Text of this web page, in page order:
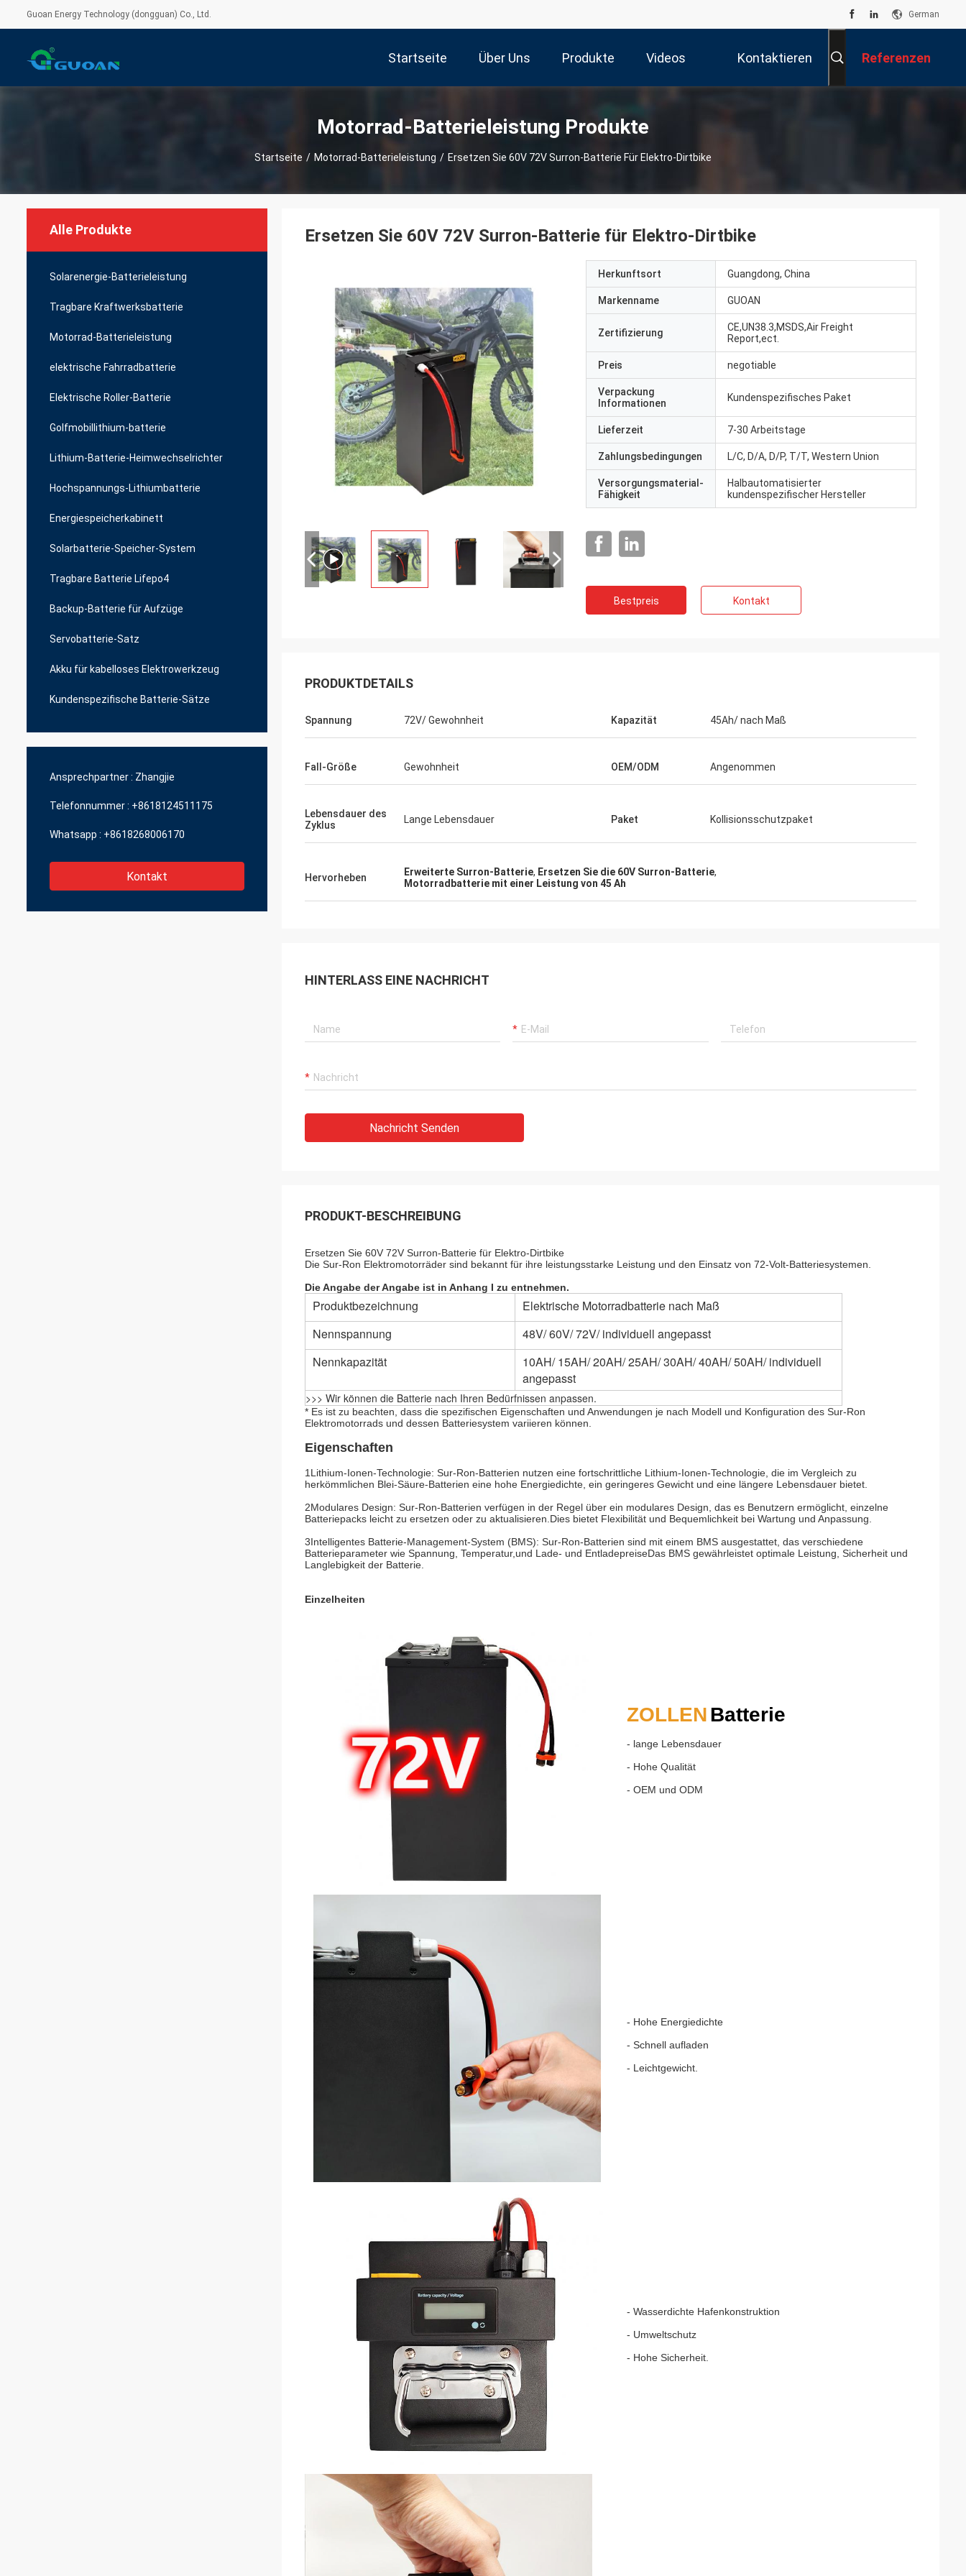
Guoan Energy Technology (dongguan) Co., Ltd. German
Startseite Über Uns Produkte Videos Kontaktieren Referenzen
Motorrad-Batterieleistung Produkte
Startseite / Motorrad-Batterieleistung / Ersetzen Sie 60V 72V Surron-Batterie Für Elektro-Dirtbike
Alle Produkte
Solarenergie-Batterieleistung
Tragbare Kraftwerksbatterie
Motorrad-Batterieleistung
elektrische Fahrradbatterie
Elektrische Roller-Batterie
Golfmobillithium-batterie
Lithium-Batterie-Heimwechselrichter
Hochspannungs-Lithiumbatterie
Energiespeicherkabinett
Solarbatterie-Speicher-System
Tragbare Batterie Lifepo4
Backup-Batterie für Aufzüge
Servobatterie-Satz
Akku für kabelloses Elektrowerkzeug
Kundenspezifische Batterie-Sätze
Ansprechpartner : Zhangjie
Telefonnummer : +8618124511175
Whatsapp : +8618268006170
Kontakt
Ersetzen Sie 60V 72V Surron-Batterie für Elektro-Dirtbike
Herkunftsort Guangdong, China
Markenname GUOAN
Zertifizierung
CE,UN38.3,MSDS,Air Freight
Report,ect.
Preis negotiable
Verpackung
Informationen
Kundenspezifisches Paket
Lieferzeit 7-30 Arbeitstage
Zahlungsbedingungen L/C, D/A, D/P, T/T, Western Union
Versorgungsmaterial-
Fähigkeit
Halbautomatisierter
kundenspezifischer Hersteller
Bestpreis Kontakt
PRODUKTDETAILS
Spannung 72V/ Gewohnheit Kapazität 45Ah/ nach Maß
Fall-Größe Gewohnheit OEM/ODM Angenommen
Lebensdauer des
Zyklus
Lange Lebensdauer Paket Kollisionsschutzpaket
Hervorheben Erweiterte Surron-Batterie, Ersetzen Sie die 60V Surron-Batterie,
Motorradbatterie mit einer Leistung von 45 Ah
HINTERLASS EINE NACHRICHT
Nachricht Senden
PRODUKT-BESCHREIBUNG
Ersetzen Sie 60V 72V Surron-Batterie für Elektro-Dirtbike
Die Sur-Ron Elektromotorräder sind bekannt für ihre leistungsstarke Leistung und den Einsatz von 72-Volt-Batteriesystemen.
Die Angabe der Angabe ist in Anhang I zu entnehmen.
Produktbezeichnung
Elektrische Motorradbatterie nach Maß
Nennspannung
48V/ 60V/ 72V/ individuell angepasst
Nennkapazität
10AH/ 15AH/ 20AH/ 25AH/ 30AH/ 40AH/ 50AH/ individuell
angepasst
>>> Wir können die Batterie nach Ihren Bedürfnissen anpassen.
* Es ist zu beachten, dass die spezifischen Eigenschaften und Anwendungen je nach Modell und Konfiguration des Sur-Ron
Elektromotorrads und dessen Batteriesystem variieren können.
Eigenschaften
1Lithium-Ionen-Technologie: Sur-Ron-Batterien nutzen eine fortschrittliche Lithium-Ionen-Technologie, die im Vergleich zu
herkömmlichen Blei-Säure-Batterien eine hohe Energiedichte, ein geringeres Gewicht und eine längere Lebensdauer bietet.
2Modulares Design: Sur-Ron-Batterien verfügen in der Regel über ein modulares Design, das es Benutzern ermöglicht, einzelne
Batteriepacks leicht zu ersetzen oder zu aktualisieren.Dies bietet Flexibilität und Bequemlichkeit bei Wartung und Anpassung.
3Intelligentes Batterie-Management-System (BMS): Sur-Ron-Batterien sind mit einem BMS ausgestattet, das verschiedene
Batterieparameter wie Spannung, Temperatur,und Lade- und EntladepreiseDas BMS gewährleistet optimale Leistung, Sicherheit und
Langlebigkeit der Batterie.
Einzelheiten
ZOLLENBatterie
- lange Lebensdauer
- Hohe Qualität
- OEM und ODM
- Hohe Energiedichte
- Schnell aufladen
- Leichtgewicht.
- Wasserdichte Hafenkonstruktion
- Umweltschutz
- Hohe Sicherheit.